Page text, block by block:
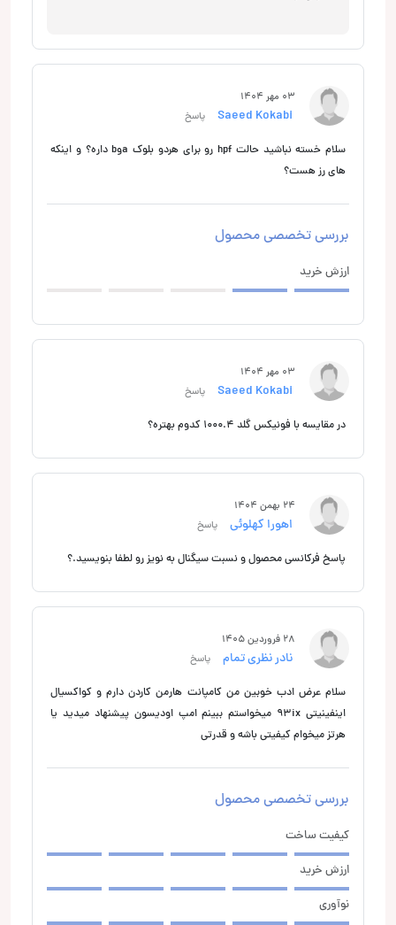
03 مهر 1404
پاسخ
سلام خسته نباشید حالت hpf رو برای هردو بلوک aوb داره؟ و اینکه
های رز هست؟
بررسی تخصصی محصول
ارزش خرید
03 مهر 1404
پاسخ
در مقایسه با فونیکس گلد ۱۰۰۰.۴ کدوم بهتره؟
24 بهمن 1404
اهورا کهلوئی پاسخ
پاسخ فرکانسی محصول و نسبت سیگنال به نویز رو لطفا بنویسید.؟
28 فروردین 1405
نادر نظری تمام پاسخ
سلام عرض ادب خوبین من کامپانت هارمن کاردن دارم و کواکسیال
اینفینیتی 93ix میخواستم ببینم امپ اودیسون پیشنهاد میدید یا
هرتز میخوام کیفیتی باشه و قدرتی
بررسی تخصصی محصول
کیفیت ساخت
ارزش خرید
نوآوری